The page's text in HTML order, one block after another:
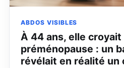
ABDOS VISIBLES
À 44 ans, elle croyait
préménopause : un
révélait en réalité un